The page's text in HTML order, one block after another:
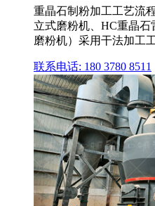
重晶石制粉加工工艺流
立式磨粉机、HC重晶
磨粉机）采用干法加工
联系电话: 180 3780 8511